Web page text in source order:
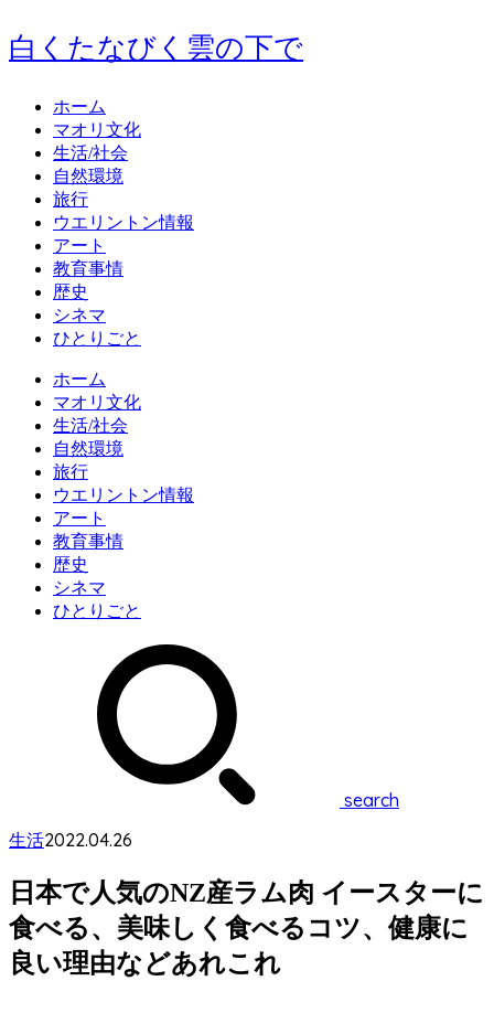
白くたなびく雲の下で
ホーム
マオリ文化
生活/社会
自然環境
旅行
ウエリントン情報
アート
教育事情
歴史
シネマ
ひとりごと
ホーム
マオリ文化
生活/社会
自然環境
旅行
ウエリントン情報
アート
教育事情
歴史
シネマ
ひとりごと
search
生活2022.04.26
日本で人気のNZ産ラム肉 イースターに
食べる、美味しく食べるコツ、健康に
良い理由などあれこれ